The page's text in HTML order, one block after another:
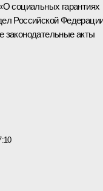
социальных гарантиях
Российской
законодательные акты